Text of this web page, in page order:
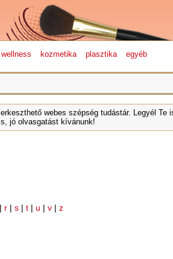
wellness kozmetika plasztika egyéb
webes szépség tudástár. Legyél
jó olvasgatást kívánunk!
| r |s |t |u |v |z